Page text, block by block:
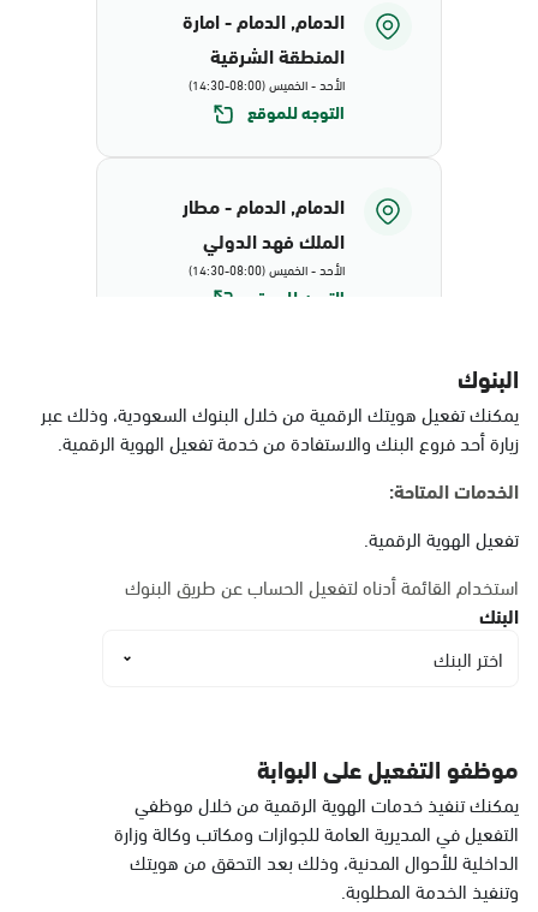
الدمام, الدمام - امارة
المنطقة الشرقية
الأحد - الخميس (08:00-14:30)
التوجه للموقع
الدمام, الدمام - مطار
الملك فهد الدولي
الأحد - الخميس (08:00-14:30)
التوجه للموقع
البيضاء
الأحد - الخميس (08:00-14:30)
الدمام, الدمام أحوال
الشاطئ مول
الدمام, الدمام أحوال
الشاطئ مول قسم النساء
الأحد - الخميس (08:00-14:30)
التوجه للموقع
البنوك
يمكنك تفعيل هويتك الرقمية من خلال البنوك السعودية، وذلك عبر
زيارة أحد فروع البنك والاستفادة من خدمة تفعيل الهوية الرقمية.
الخدمات المتاحة:
تفعيل الهوية الرقمية.
استخدام القائمة أدناه لتفعيل الحساب عن طريق البنوك
البنك
اختر البنك
موظفو التفعيل على البوابة
يمكنك تنفيذ خدمات الهوية الرقمية من خلال موظفي
التفعيل في المديرية العامة للجوازات ومكاتب وكالة وزارة
الداخلية للأحوال المدنية، وذلك بعد التحقق من هويتك
وتنفيذ الخدمة المطلوبة.